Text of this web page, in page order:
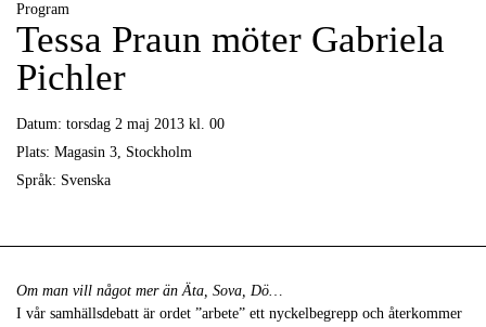
Program
Tessa Praun möter Gabriela
Pichler
Datum: torsdag 2 maj 2013 kl. 00
Plats: Magasin 3, Stockholm
Språk: Svenska
Om man vill något mer än Äta, Sova, Dö…
I vår samhällsdebatt är ordet ”arbete” ett nyckelbegrepp och återkommer